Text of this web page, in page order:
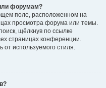
форумам?
поле, расположенном на
просмотра форума или темы.
щёлкнув по ссылке
страницах конференции.
от используемого стиля.